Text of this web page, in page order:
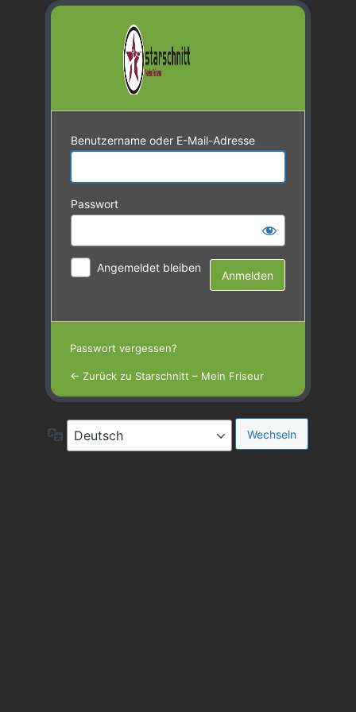
Benutzername oder E-Mail-Adresse
Passwort
Angemeldet bleiben
Passwort vergessen?
← Zurück zu Starschnitt – Mein Friseur
Sprache